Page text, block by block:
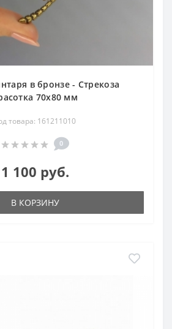
в бронзе - Стрекоза
70х80 мм
товара: 161211010
0
1 100 руб.
В КОРЗИНУ